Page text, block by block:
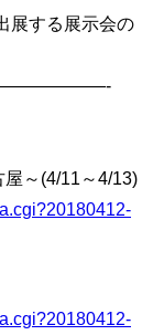
展する展示会の
～(4/11～4/13)